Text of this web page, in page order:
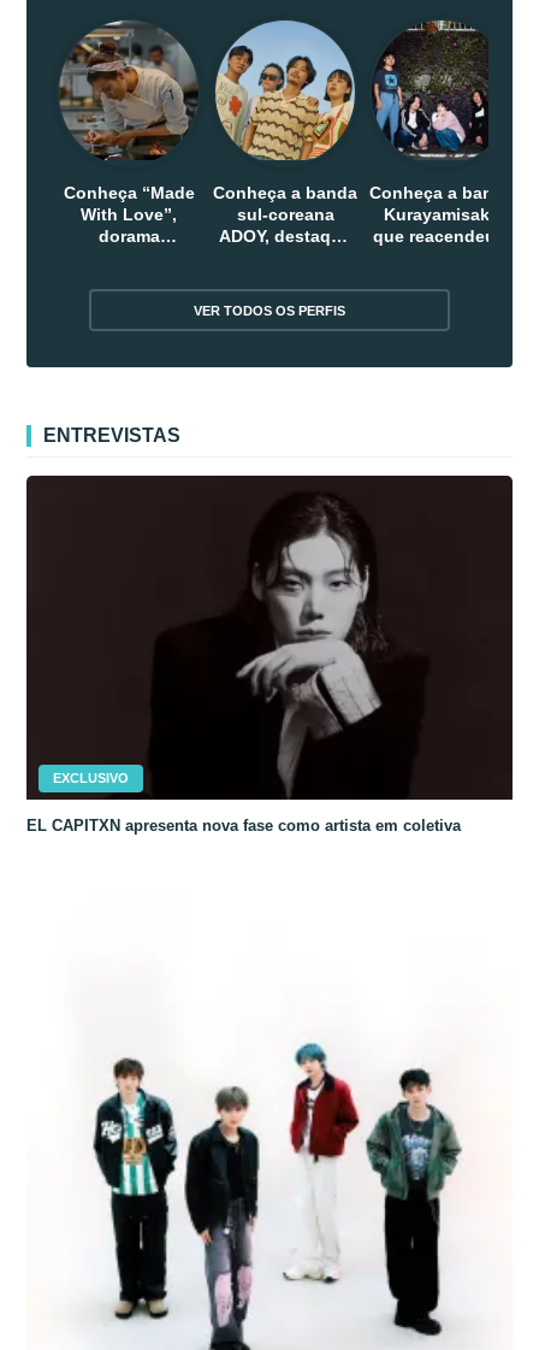
Conheça “Made
With Love”,
dorama
Conheça a banda
sul-coreana
ADOY, destaque
Conheça a banda
Kurayamisaka
que reacendeu o
VER TODOS OS PERFIS
ENTREVISTAS
EXCLUSIVO
EL CAPITXN apresenta nova fase como artista em coletiva